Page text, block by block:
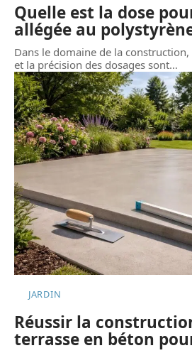
Quelle est la dose
allégée au
Dans le domaine de la
et la précision des dosages sont…
JARDIN
Réussir la
terrasse en béton